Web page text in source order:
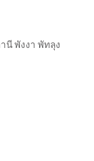
นี พังงา พัทลุง